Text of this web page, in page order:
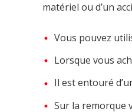
matériel ou d’un
Vous pouvez
Lorsque vous
Il est entouré
Sur la remorque